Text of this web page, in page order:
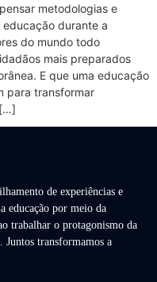
metodologias e
durante a
do mundo todo
mais preparados
E que uma educação
para transformar
de experiências e
educação por meio da
trabalhar o protagonismo da
Juntos transformamos a